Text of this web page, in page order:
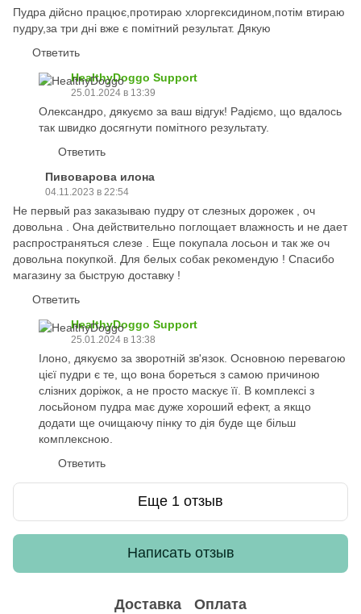
Пудра дійсно працює,протираю хлоргексидином,потім втираю
пудру,за три дні вже є помітний результат. Дякую
Ответить
HealthyDoggo Support
25.01.2024 в 13:39
Олександро, дякуємо за ваш відгук! Радіємо, що вдалось
так швидко досягнути помітного результату.
Ответить
Пивоварова илона
04.11.2023 в 22:54
Не первый раз заказываю пудру от слезных дорожек , оч
довольна . Она действительно поглощает влажность и не дает
распространяться слезе . Еще покупала лосьон и так же оч
довольна покупкой. Для белых собак рекомендую ! Спасибо
магазину за быструю доставку !
Ответить
HealthyDoggo Support
25.01.2024 в 13:38
Ілоно, дякуємо за зворотній зв'язок. Основною перевагою
цієї пудри є те, що вона бореться з самою причиною
слізних доріжок, а не просто маскує її. В комплексі з
лосьйоном пудра має дуже хороший ефект, а якщо
додати ще очищаючу пінку то дія буде ще більш
комплексною.
Ответить
Еще 1 отзыв
Написать отзыв
Доставка Оплата